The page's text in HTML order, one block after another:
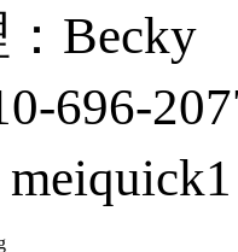
Becky
696-